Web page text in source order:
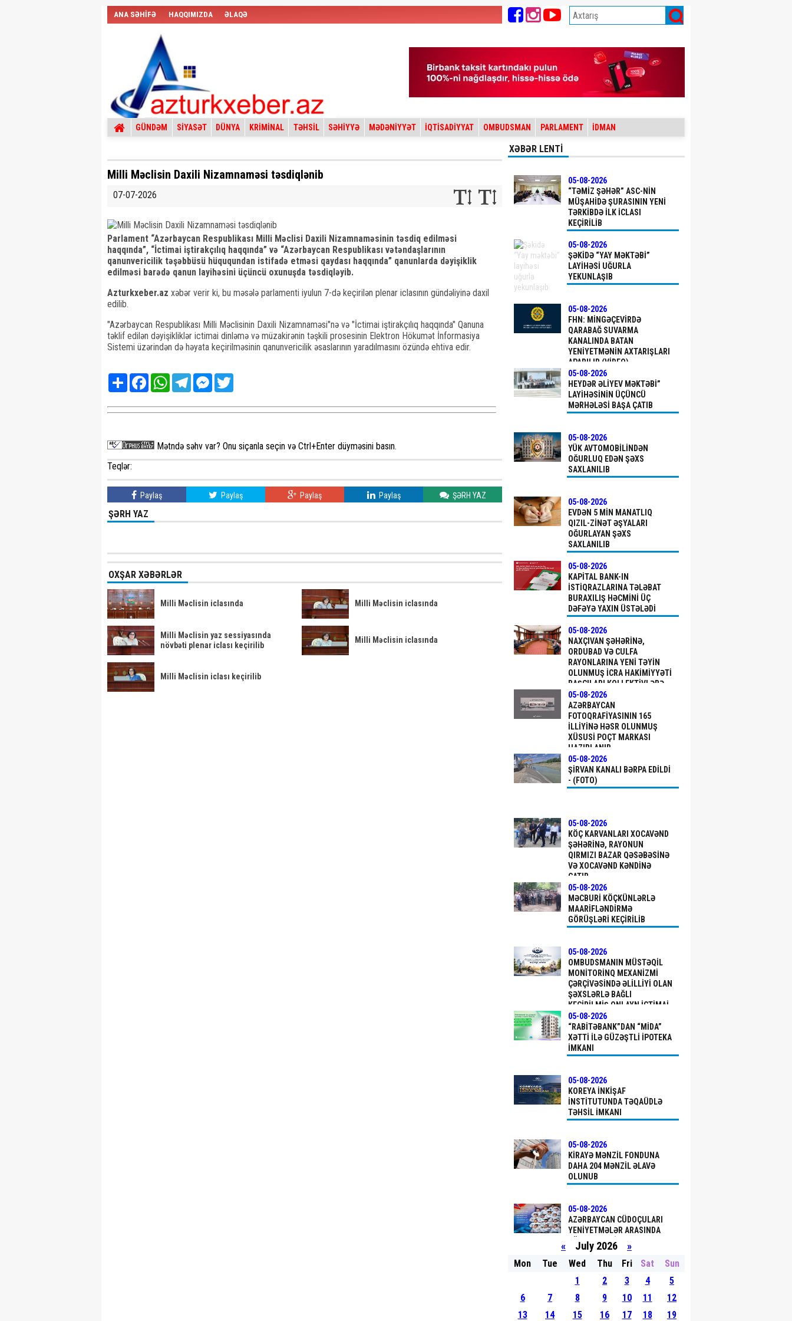
ANA SƏHİFƏ HAQQIMIZDA ƏLAQƏ
GÜNDƏM SİYASƏT DÜNYA KRİMİNAL TƏHSİL SƏHİYYƏ MƏDƏNİYYƏT İQTİSADİYYAT OMBUDSMAN PARLAMENT İDMAN
Milli Məclisin Daxili Nizamnaməsi təsdiqlənib
07-07-2026
Parlament “Azərbaycan Respublikası Milli Məclisi Daxili Nizamnaməsinin təsdiq edilməsi
haqqında”, “İctimai iştirakçılıq haqqında” və “Azərbaycan Respublikası vətəndaşlarının
qanunvericilik təşəbbüsü hüququndan istifadə etməsi qaydası haqqında” qanunlarda dəyişiklik
edilməsi barədə qanun layihəsini üçüncü oxunuşda təsdiqləyib.
Azturkxeber.az xəbər verir ki, bu məsələ parlamenti iyulun 7-də keçirilən plenar iclasının gündəliyinə daxil
edilib.
"Azərbaycan Respublikası Milli Məclisinin Daxili Nizamnaməsi"nə və "İctimai iştirakçılıq haqqında" Qanuna
təklif edilən dəyişikliklər ictimai dinləmə və müzakirənin təşkili prosesinin Elektron Hökumət İnformasiya
Sistemi üzərindən də həyata keçirilməsinin qanunvericilik əsaslarının yaradılmasını özündə ehtiva edir.
Share FacebookWhatsAppTelegramMessenger
Mətndə səhv var? Onu siçanla seçin və Ctrl+Enter düyməsini basın.
Teqlər:
Paylaş Paylaş Paylaş Paylaş ŞƏRH YAZ
ŞƏRH YAZ
OXŞAR XƏBƏRLƏR
Milli Məclisin iclasında Milli Məclisin iclasında
Milli Məclisin yaz sessiyasında
növbəti plenar iclası keçirilib
Milli Məclisin iclasında
Milli Məclisin iclası keçirilib
XƏBƏR LENTİ
05-08-2026
“TƏMIZ ŞƏHƏR” ASC-NIN
MÜŞAHIDƏ ŞURASININ YENI
TƏRKIBDƏ ILK ICLASI
KEÇIRILIB
05-08-2026
ŞƏKIDƏ “YAY MƏKTƏBI”
LAYIHƏSI UĞURLA
YEKUNLAŞIB
05-08-2026
FHN: MINGƏÇEVIRDƏ
QARABAĞ SUVARMA
KANALINDA BATAN
YENIYETMƏNIN AXTARIŞLARI
APARILIR (VİDEO)
05-08-2026
HEYDƏR ƏLIYEV MƏKTƏBI”
LAYIHƏSININ ÜÇÜNCÜ
MƏRHƏLƏSI BAŞA ÇATIB
05-08-2026
YÜK AVTOMOBILINDƏN
OĞURLUQ EDƏN ŞƏXS
SAXLANILIB
05-08-2026
EVDƏN 5 MIN MANATLIQ
QIZIL-ZINƏT ƏŞYALARI
OĞURLAYAN ŞƏXS
SAXLANILIB
05-08-2026
KAPITAL BANK-IN
ISTIQRAZLARINA TƏLƏBAT
BURAXILIŞ HƏCMINI ÜÇ
DƏFƏYƏ YAXIN ÜSTƏLƏDI
05-08-2026
NAXÇIVAN ŞƏHƏRINƏ,
ORDUBAD VƏ CULFA
RAYONLARINA YENI TƏYIN
OLUNMUŞ ICRA HAKIMIYYƏTI
BAŞÇILARI KOLLEKTIVLƏRƏ
TƏQDIM EDILIBLƏR
05-08-2026
AZƏRBAYCAN
FOTOQRAFIYASININ 165
ILLIYINƏ HƏSR OLUNMUŞ
XÜSUSI POÇT MARKASI
HAZIRLANIB
05-08-2026
ŞIRVAN KANALI BƏRPA EDILDI
- (FOTO)
05-08-2026
KÖÇ KARVANLARI XOCAVƏND
ŞƏHƏRINƏ, RAYONUN
QIRMIZI BAZAR QƏSƏBƏSINƏ
VƏ XOCAVƏND KƏNDINƏ
ÇATIB
05-08-2026
MƏCBURI KÖÇKÜNLƏRLƏ
MAARIFLƏNDIRMƏ
GÖRÜŞLƏRI KEÇIRILIB
05-08-2026
OMBUDSMANIN MÜSTƏQIL
MONITORINQ MEXANIZMI
ÇƏRÇIVƏSINDƏ ƏLILLIYI OLAN
ŞƏXSLƏRLƏ BAĞLI
KEÇIRILMIŞ ONLAYN ICTIMAI
SORĞUNUN NƏTICƏLƏRINƏ
DAIR AÇIQLAMA
05-08-2026
“RABITƏBANK”DAN “MİDA”
XƏTTI ILƏ GÜZƏŞTLI IPOTEKA
IMKANI
05-08-2026
KOREYA İNKIŞAF
İNSTITUTUNDA TƏQAÜDLƏ
TƏHSIL IMKANI
05-08-2026
KIRAYƏ MƏNZIL FONDUNA
DAHA 204 MƏNZIL ƏLAVƏ
OLUNUB
05-08-2026
AZƏRBAYCAN CÜDOÇULARI
YENIYETMƏLƏR ARASINDA
DÜNYA ÇEMPIONATINDA
MÜBARIZƏ APARACAQ
TÜRKIYƏ SAHILLƏRINDƏ
RUHU DINLƏNDIRƏN MAVI
SƏYAHƏT
« July 2026 »
Mon Tue Wed Thu Fri Sat
Sun
1
2 3 4
5
6
7 8 9 10 11
12
13
14 15 16 17 18 19